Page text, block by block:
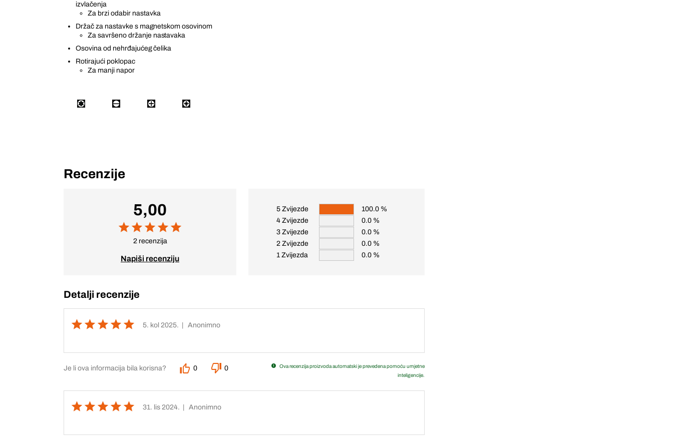
izvlačenja
Za brzi odabir nastavka
Držač za nastavke s magnetskom osovinom
Za savršeno držanje nastavaka
Osovina od nehrđajućeg čelika
Rotirajući poklopac
Za manji napor
Recenzije
5,00
2 recenzija
Napiši recenziju
5 Zvijezde
100.0 %
4 Zvijezde
0.0 %
3 Zvijezde
0.0 %
2 Zvijezde
0.0 %
1 Zvijezda
0.0 %
Detalji recenzije
5. kol 2025. | Anonimno
Je li ova informacija bila korisna? 0 0
Ova recenzija proizvoda automatski je prevedena pomoću umjetne
inteligencije.
31. lis 2024. | Anonimno